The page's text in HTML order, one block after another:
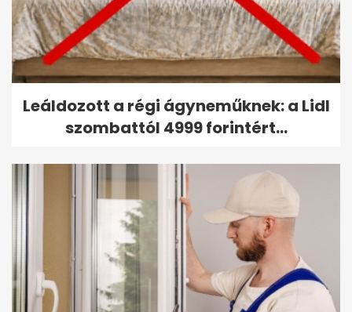
Leáldozott a régi ágyneműknek: a Lidl
szombattól 4999 forintért...